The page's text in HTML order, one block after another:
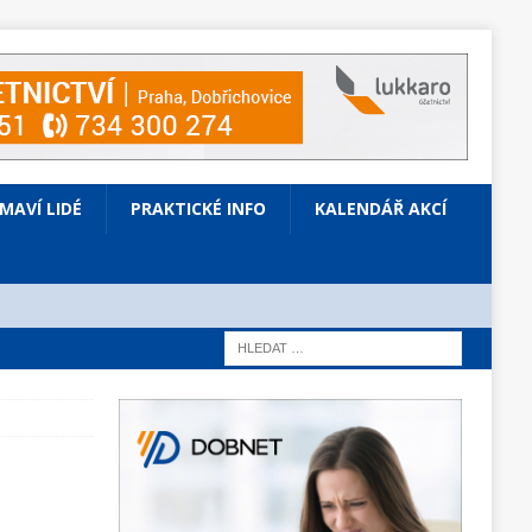
LIDÉ PRAKTICKÉ INFO KALENDÁŘ AKCÍ